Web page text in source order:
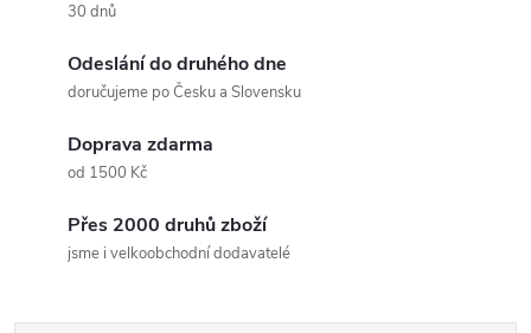
30 dnů
Odeslání do druhého dne
doručujeme po Česku a Slovensku
Doprava zdarma
od 1500 Kč
Přes 2000 druhů zboží
jsme i velkoobchodní dodavatelé